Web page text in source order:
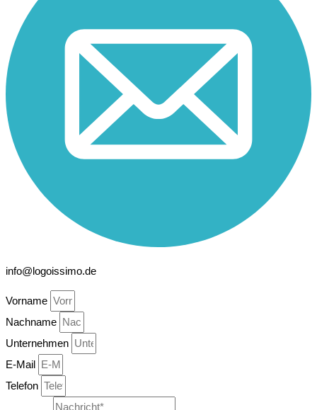
info@logoissimo.de
Vorname
Nachname
Unternehmen
E-Mail
Telefon